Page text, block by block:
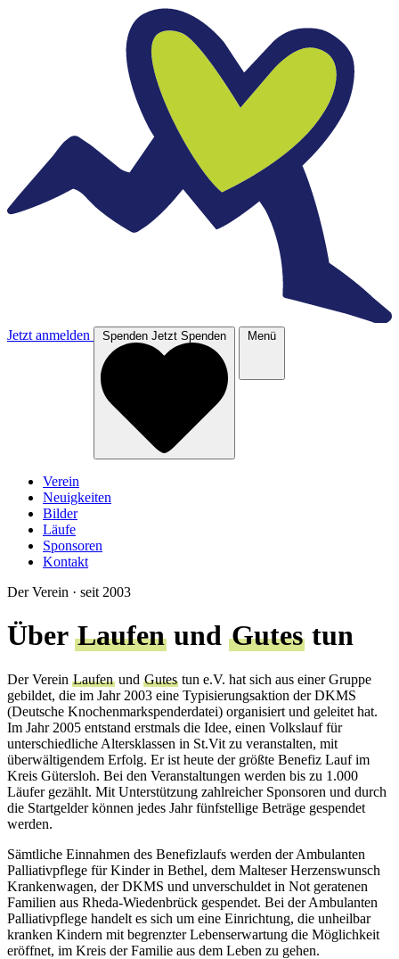
Jetzt anmelden Spenden Jetzt Spenden Menü
Verein
Neuigkeiten
Bilder
Läufe
Sponsoren
Kontakt
Der Verein · seit 2003
Über Laufen undGutes tun
Der Verein Laufenund Gutes tun e.V. hat sich aus einer Gruppe
gebildet, die im Jahr 2003 eine Typisierungsaktion der DKMS
(Deutsche Knochenmarkspenderdatei) organisiert und geleitet hat.
Im Jahr 2005 entstand erstmals die Idee, einen Volkslauf für
unterschiedliche Altersklassen in St.Vit zu veranstalten, mit
überwältigendem Erfolg. Er ist heute der größte Benefiz Lauf im
Kreis Gütersloh. Bei den Veranstaltungen werden bis zu 1.000
Läufer gezählt. Mit Unterstützung zahlreicher Sponsoren und durch
die Startgelder können jedes Jahr fünfstellige Beträge gespendet
werden.
Sämtliche Einnahmen des Benefizlaufs werden der Ambulanten
Palliativpflege für Kinder in Bethel, dem Malteser Herzenswunsch
Krankenwagen, der DKMS und unverschuldet in Not geratenen
Familien aus Rheda-Wiedenbrück gespendet. Bei der Ambulanten
Palliativpflege handelt es sich um eine Einrichtung, die unheilbar
kranken Kindern mit begrenzter Lebenserwartung die Möglichkeit
eröffnet, im Kreis der Familie aus dem Leben zu gehen.